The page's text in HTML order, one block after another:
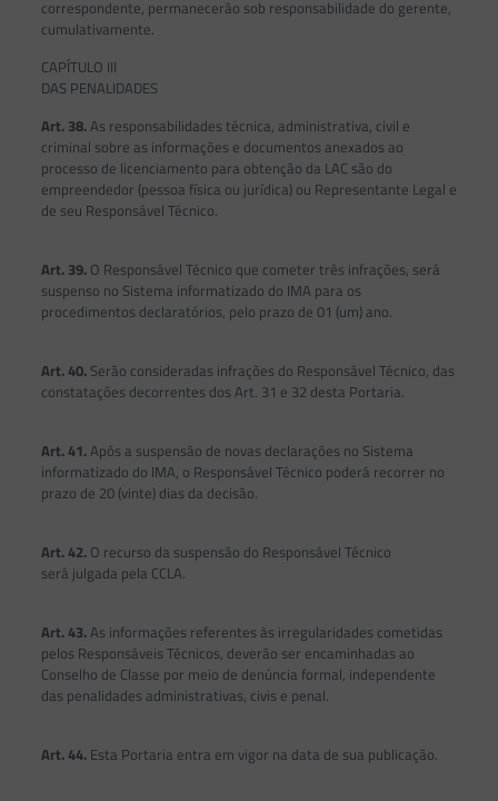
correspondente, permanecerão sob responsabilidade do gerente,
cumulativamente.
CAPÍTULO III
DAS PENALIDADES
Art. 38.As responsabilidades técnica, administrativa, civil e
criminal sobre as informações e documentos anexados ao
processo de licenciamento para obtenção da LAC são do
empreendedor (pessoa física ou jurídica) ou Representante Legal e
de seu Responsável Técnico.
Art. 39.O Responsável Técnico que cometer três infrações, será
suspenso no Sistema informatizado do IMA para os
procedimentos declaratórios, pelo prazo de 01 (um) ano.
Art. 40.Serão consideradas infrações do Responsável Técnico, das
constatações decorrentes dos Art. 31 e 32 desta Portaria.
Art. 41.Após a suspensão de novas declarações no Sistema
informatizado do IMA, o Responsável Técnico poderá recorrer no
prazo de 20 (vinte) dias da decisão.
Art. 42.O recurso da suspensão do Responsável Técnico
será julgada pela CCLA.
Art. 43.As informações referentes às irregularidades cometidas
pelos Responsáveis Técnicos, deverão ser encaminhadas ao
Conselho de Classe por meio de denúncia formal, independente
das penalidades administrativas, civis e penal.
Art. 44.Esta Portaria entra em vigor na data de sua publicação.